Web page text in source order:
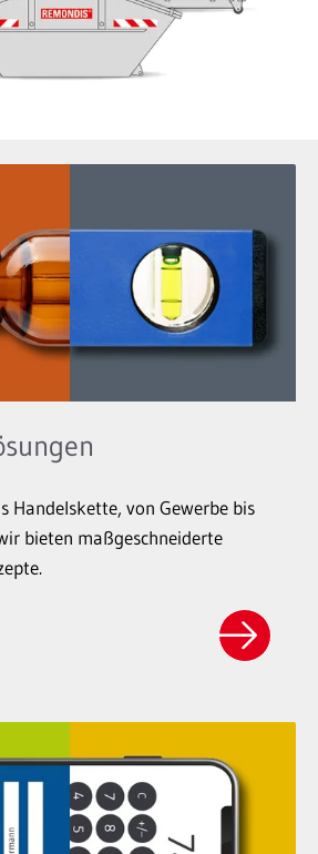
Handelskette, von Gewerbe bis
bieten maßgeschneiderte